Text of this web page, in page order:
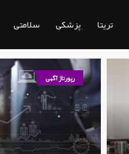
تریتا پزشکی سلامتی
رپورتاژ آگهی